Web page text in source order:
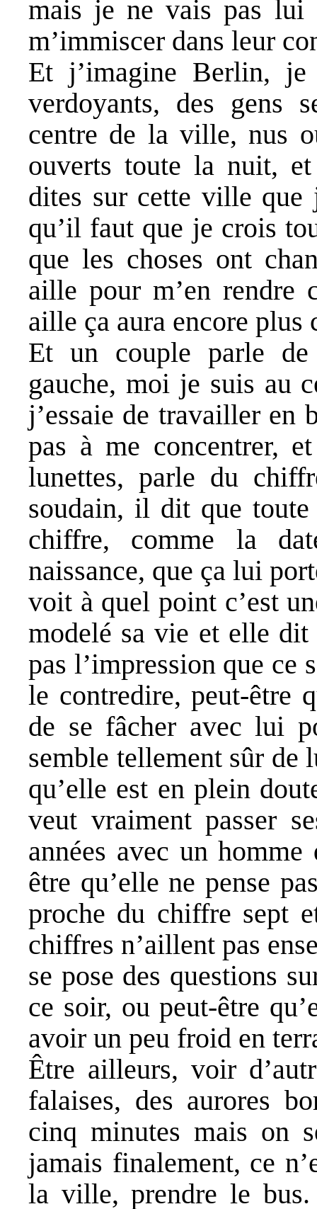
mais je ne vais pas lui
m’immiscer dans leur
Et j’imagine Berlin,
verdoyants, des gens
centre de la ville, nus
ouverts toute la nuit, et
dites sur cette ville que
qu’il faut que je crois
que les choses ont
aille pour m’en rendre
aille ça aura encore plus
Et un couple parle
gauche, moi je suis au
j’essaie de travailler en
pas à me concentrer,
lunettes, parle du
soudain, il dit que toute
chiffre, comme la
naissance, que ça lui
voit à quel point c’est
modelé sa vie et elle dit
pas l’impression que ce
le contredire, peut-être
de se fâcher avec lui
semble tellement sûr de
qu’elle est en plein
veut vraiment passer
années avec un
être qu’elle ne pense
proche du chiffre sept
chiffres n’aillent pas
se pose des questions
ce soir, ou peut-être
avoir un peu froid en
Être ailleurs, voir
falaises, des aurores
cinq minutes mais on
jamais finalement, ce
la ville, prendre le